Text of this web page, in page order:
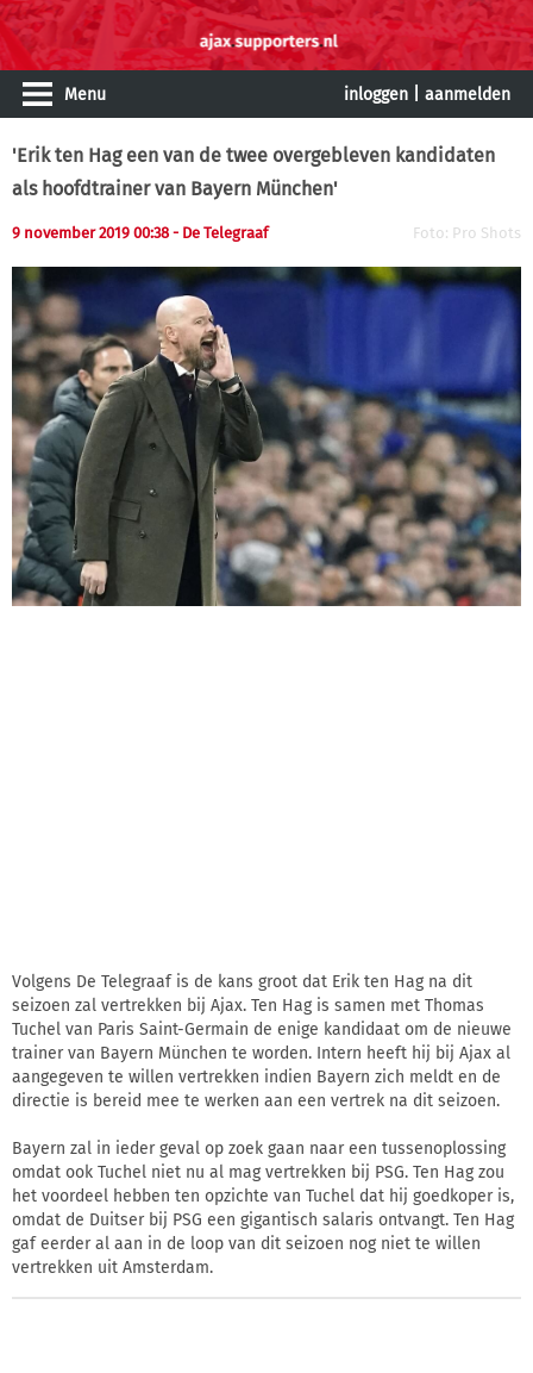
Menu inloggen aanmelden
'Erik ten Hag een van de twee overgebleven kandidaten
als hoofdtrainer van Bayern München'
9 november 2019 00:38 - De Telegraaf Foto: Pro Shots
Volgens De Telegraaf is de kans groot dat Erik ten Hag na dit
seizoen zal vertrekken bij Ajax. Ten Hag is samen met Thomas
Tuchel van Paris Saint-Germain de enige kandidaat om de nieuwe
trainer van Bayern München te worden. Intern heeft hij bij Ajax al
aangegeven te willen vertrekken indien Bayern zich meldt en de
directie is bereid mee te werken aan een vertrek na dit seizoen.
Bayern zal in ieder geval op zoek gaan naar een tussenoplossing
omdat ook Tuchel niet nu al mag vertrekken bij PSG. Ten Hag zou
het voordeel hebben ten opzichte van Tuchel dat hij goedkoper is,
omdat de Duitser bij PSG een gigantisch salaris ontvangt. Ten Hag
gaf eerder al aan in de loop van dit seizoen nog niet te willen
vertrekken uit Amsterdam.